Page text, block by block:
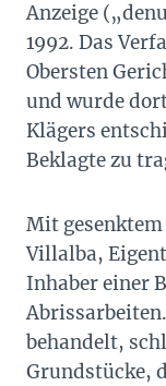
Anzeige
1992. Das
Obersten
und wurde
Klägers
Beklagte zu
Mit
Villalba,
Inhaber einer
behandelt,
Grundstücke,